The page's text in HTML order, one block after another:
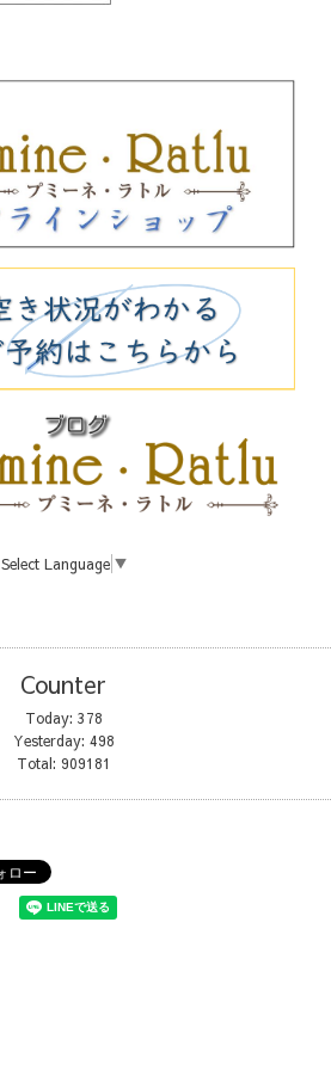
Select Language ▼
Counter
Today: 378
Yesterday: 498
Total: 909181